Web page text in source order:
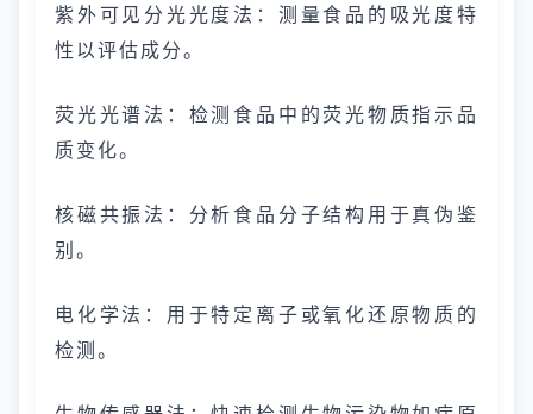
紫外可见分光光度法：测量食品的吸光度特
性以评估成分。
荧光光谱法：检测食品中的荧光物质指示品
质变化。
核磁共振法：分析食品分子结构用于真伪鉴
别。
电化学法：用于特定离子或氧化还原物质的
检测。